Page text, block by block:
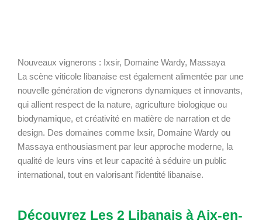
Nouveaux vignerons : Ixsir, Domaine Wardy, Massaya
La scène viticole libanaise est également alimentée par une
nouvelle génération de vignerons dynamiques et innovants,
qui allient respect de la nature, agriculture biologique ou
biodynamique, et créativité en matière de narration et de
design. Des domaines comme Ixsir, Domaine Wardy ou
Massaya enthousiasment par leur approche moderne, la
qualité de leurs vins et leur capacité à séduire un public
international, tout en valorisant l’identité libanaise.
Découvrez Les 2 Libanais à Aix-en-